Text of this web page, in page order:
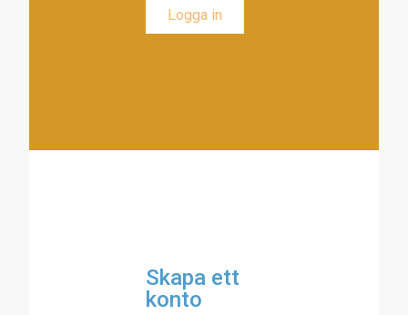
Skapa ett
konto